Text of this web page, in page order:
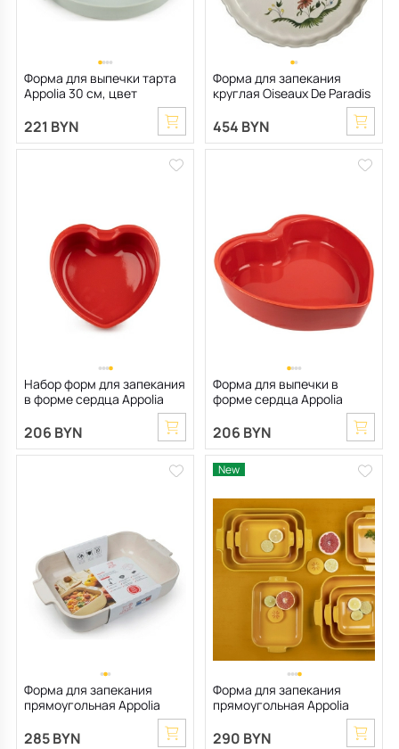
Форма для выпечки тарта
Appolia 30 см, цвет
221 BYN
Форма для запекания
круглая Oiseaux De Paradis
454 BYN
Набор форм для запекания
в форме сердца Appolia
206 BYN
Форма для выпечки в
форме сердца Appolia
206 BYN
Форма для запекания
прямоугольная Appolia
285 BYN
New
Форма для запекания
прямоугольная Appolia
22х36 см, шафрановая
290 BYN